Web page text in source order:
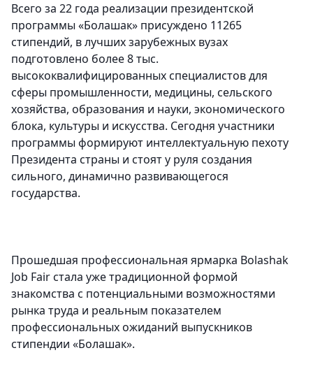
Всего за 22 года реализации президентской
программы «Болашак» присуждено 11265
стипендий, в лучших зарубежных вузах
подготовлено более 8 тыс.
высококвалифицированных специалистов для
сферы промышленности, медицины, сельского
хозяйства, образования и науки, экономического
блока, культуры и искусства. Сегодня участники
программы формируют интеллектуальную пехоту
Президента страны и стоят у руля создания
сильного, динамично развивающегося
государства.
Прошедшая профессиональная ярмарка Bolashak
Job Fair стала уже традиционной формой
знакомства с потенциальными возможностями
рынка труда и реальным показателем
профессиональных ожиданий выпускников
стипендии «Болашак».